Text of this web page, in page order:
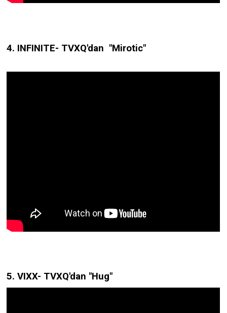
4. INFINITE- TVXQ'dan "Mirotic"
5. VIXX- TVXQ'dan "Hug"